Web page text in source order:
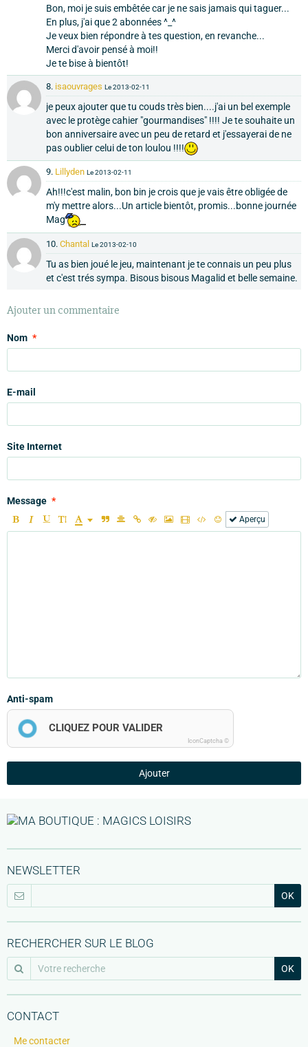
Bon, moi je suis embêtée car je ne sais jamais qui taguer...
En plus, j'ai que 2 abonnées ^_^
Je veux bien répondre à tes question, en revanche...
Merci d'avoir pensé à moi!!
Je te bise à bientôt!
8. isaouvrages Le 2013-02-11
je peux ajouter que tu couds très bien....j'ai un bel exemple
avec le protège cahier "gourmandises" !!!! Je te souhaite un
bon anniversaire avec un peu de retard et j'essayerai de ne
pas oublier celui de ton loulou !!!!
9. Lillyden Le 2013-02-11
Ah!!!c'est malin, bon bin je crois que je vais être obligée de
m'y mettre alors...Un article bientôt, promis...bonne journée
Mag
10. Chantal Le 2013-02-10
Tu as bien joué le jeu, maintenant je te connais un peu plus
et c'est trés sympa. Bisous bisous Magalid et belle semaine.
Ajouter un commentaire
Nom
E-mail
Site Internet
Message
Aperçu
Anti-spam
CLIQUEZ POUR VALIDER
IconCaptcha ©
Ajouter
NEWSLETTER
OK
RECHERCHER SUR LE BLOG
OK
CONTACT
Me contacter